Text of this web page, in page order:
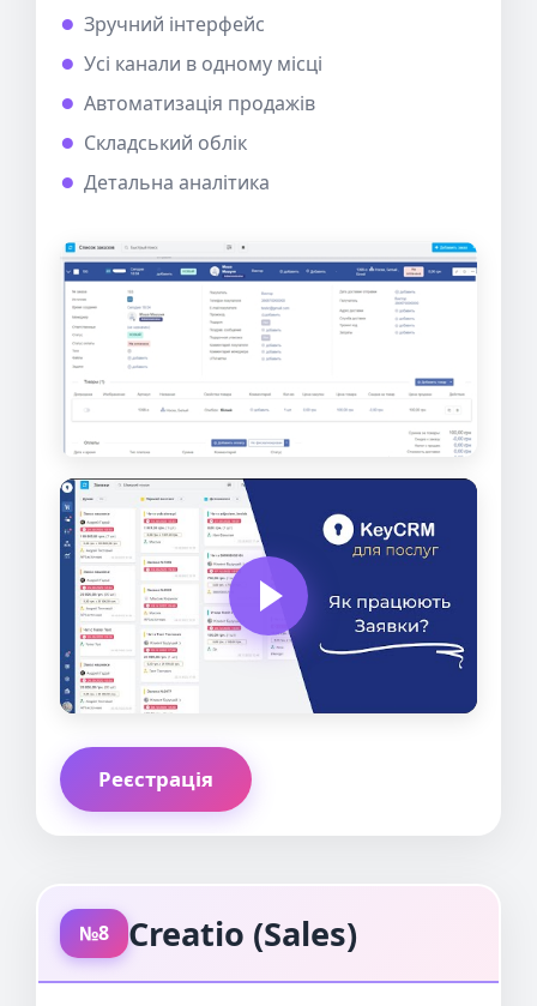
Зручний інтерфейс
Усі канали в одному місці
Автоматизація продажів
Складський облік
Детальна аналітика
Реєстрація
№8 Creatio (Sales)